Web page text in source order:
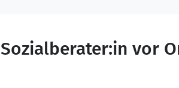
Unser Beratungsangebot
Sozialberater:in vor